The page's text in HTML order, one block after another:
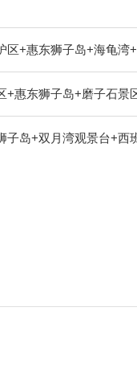
区+惠东狮子岛+海龟
+惠东狮子岛+磨子石
子岛+双月湾观景台+西